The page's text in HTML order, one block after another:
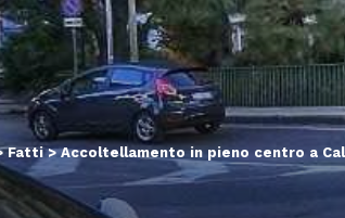
Fatti>Accoltellamento in pieno centro a